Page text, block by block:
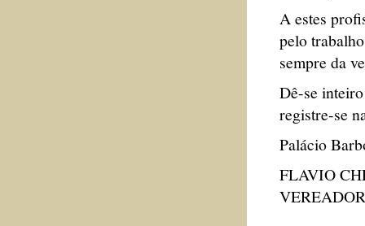
A estes
pelo
sempre da
Dê-se
registre-se
Palácio
FLAVIO